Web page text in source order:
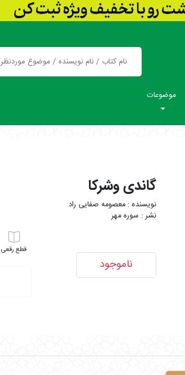
موضوعات
گاندی وشرکا
معصومه صفایی راد
سوره مهر
ناموجود
رقعی